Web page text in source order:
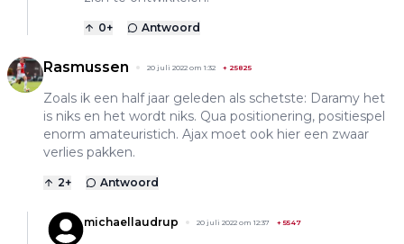
0+ Antwoord
Rasmussen 20 juli 2022 om 1:32 + 25825
Zoals ik een half jaar geleden als schetste: Daramy het
is niks en het wordt niks. Qua positionering, positiespel
enorm amateuristich. Ajax moet ook hier een zwaar
verlies pakken.
2+ Antwoord
michaellaudrup 20 juli 2022 om 12:37 +5547